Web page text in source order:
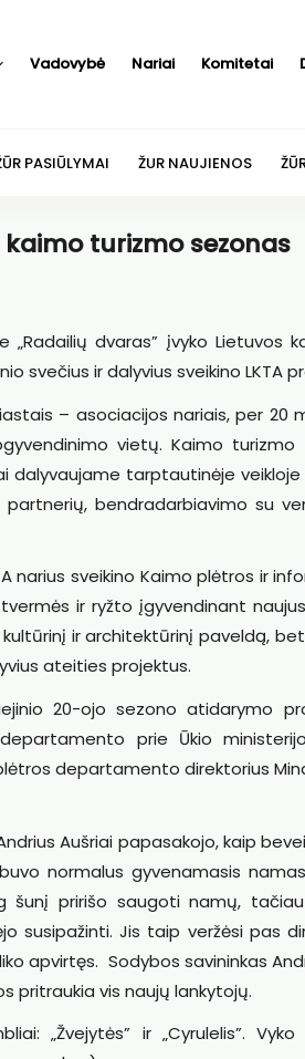
Vadovybė Nariai Komitetai
PASIŪLYMAI ŽUR NAUJIENOS
turizmo sezonas
dvaras” įvyko Lietuvos
svečius ir dalyvius sveikino LKTA
– asociacijos nariais, per
vietų. Kaimo turizmo
dalyvaujame tarptautinėje
bendradarbiavimo su
narius sveikino Kaimo plėtros ir
ir ryžto įgyvendinant
ir architektūrinį paveldą,
ateities projektus.
20-ojo sezono atidarymo
prie Ūkio
departamento direktorius
Aušriai papasakojo, kaip
normalus gyvenamasis
šunį pririšo saugoti namų,
susipažinti. Jis taip veržėsi pas
apvirtęs. Sodybos savininkas
pritraukia vis naujų lankytojų.
„Žvejytės” ir „Cyrulelis”.